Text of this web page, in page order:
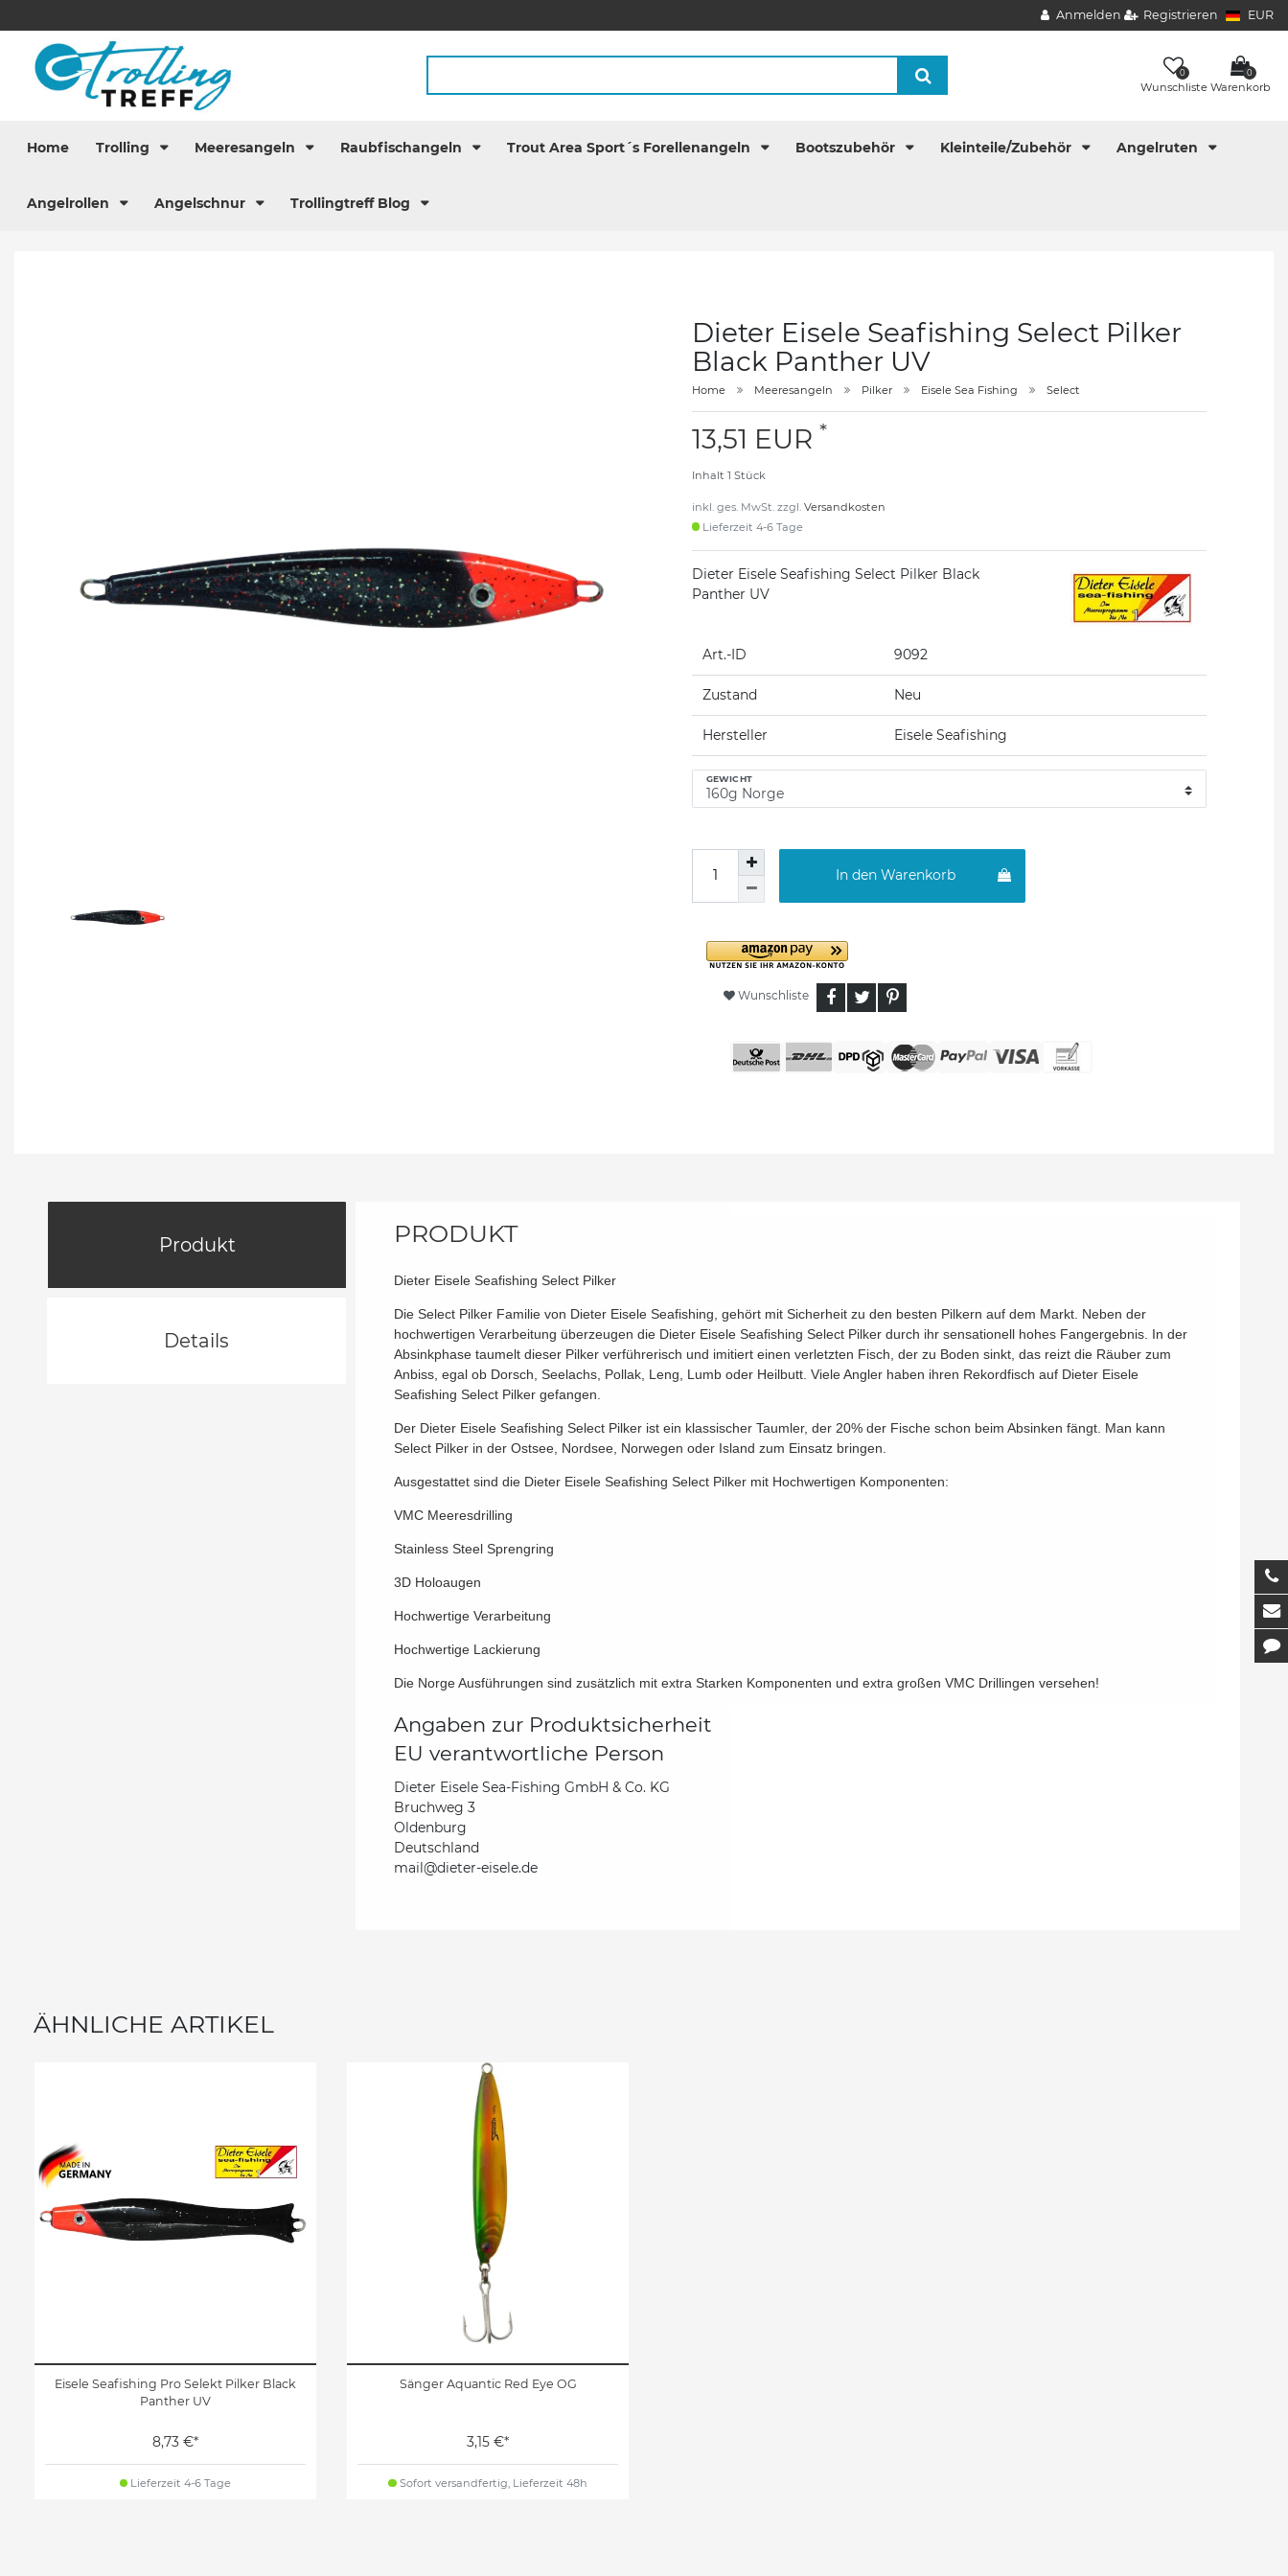
Anmelden Registrieren EUR
0
Wunschliste
0
Warenkorb
Home Trolling Meeresangeln Raubfischangeln Trout Area Sport´s Forellenangeln Bootszubehör Kleinteile/Zubehör Angelruten
Angelrollen Angelschnur Trollingtreff Blog
Dieter Eisele Seafishing Select Pilker
Black Panther UV
Home Meeresangeln Pilker Eisele Sea Fishing Select
13,51 EUR *
Inhalt 1 Stück
inkl. ges. MwSt. zzgl. Versandkosten
Lieferzeit 4-6 Tage
Dieter Eisele Seafishing Select Pilker Black
Panther UV
Art.-ID 9092
Zustand Neu
Hersteller Eisele Seafishing
GEWICHT
In den Warenkorb
Wunschliste
Produkt
Details
PRODUKT
Dieter Eisele Seafishing Select Pilker
Die Select Pilker Familie von Dieter Eisele Seafishing, gehört mit Sicherheit zu den besten Pilkern auf dem Markt. Neben der
hochwertigen Verarbeitung überzeugen die Dieter Eisele Seafishing Select Pilker durch ihr sensationell hohes Fangergebnis. In der
Absinkphase taumelt dieser Pilker verführerisch und imitiert einen verletzten Fisch, der zu Boden sinkt, das reizt die Räuber zum
Anbiss, egal ob Dorsch, Seelachs, Pollak, Leng, Lumb oder Heilbutt. Viele Angler haben ihren Rekordfisch auf Dieter Eisele
Seafishing Select Pilker gefangen.
Der Dieter Eisele Seafishing Select Pilker ist ein klassischer Taumler, der 20% der Fische schon beim Absinken fängt. Man kann
Select Pilker in der Ostsee, Nordsee, Norwegen oder Island zum Einsatz bringen.
Ausgestattet sind die Dieter Eisele Seafishing Select Pilker mit Hochwertigen Komponenten:
VMC Meeresdrilling
Stainless Steel Sprengring
3D Holoaugen
Hochwertige Verarbeitung
Hochwertige Lackierung
Die Norge Ausführungen sind zusätzlich mit extra Starken Komponenten und extra großen VMC Drillingen versehen!
Angaben zur Produktsicherheit
EU verantwortliche Person
Dieter Eisele Sea-Fishing GmbH & Co. KG
Bruchweg 3
Oldenburg
Deutschland
mail@dieter-eisele.de
ÄHNLICHE ARTIKEL
Eisele Seafishing Pro Selekt Pilker Black
Panther UV
8,73 €*
Lieferzeit 4-6 Tage
Sänger Aquantic Red Eye OG
3,15 €*
Sofort versandfertig, Lieferzeit 48h